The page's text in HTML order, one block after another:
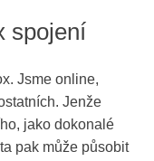
spojení
Jsme online,
Jenže
jako dokonalé
pak může působit